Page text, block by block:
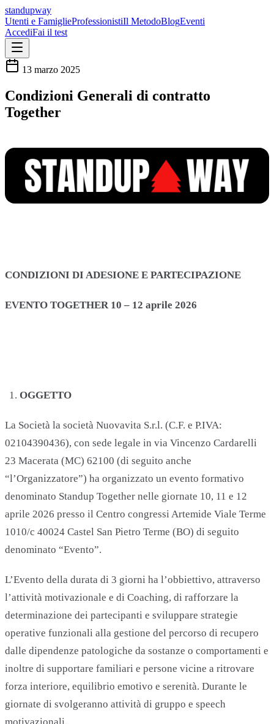
standupway
Utenti e FamiglieProfessionistiIl MetodoBlogEventi
AccediFai il test
13 marzo 2025
Condizioni Generali di contratto
Together
CONDIZIONI DI ADESIONE E PARTECIPAZIONE
EVENTO TOGETHER 10 – 12 aprile 2026
OGGETTO
La Società la società Nuovavita S.r.l. (C.F. e P.IVA:
02104390436), con sede legale in via Vincenzo Cardarelli
23 Macerata (MC) 62100 (di seguito anche
“l’Organizzatore”) ha organizzato un evento formativo
denominato Standup Together nelle giornate 10, 11 e 12
aprile 2026 presso il Centro congressi Artemide Viale Terme
1010/c 40024 Castel San Pietro Terme (BO) di seguito
denominato “Evento”.
L’Evento della durata di 3 giorni ha l’obbiettivo, attraverso
l’attività motivazionale e di Coaching, di rafforzare la
determinazione dei partecipanti e sviluppare strategie
operative funzionali alla gestione del percorso di recupero
dalle dipendenze patologiche da sostanze o comportamenti e
inoltre di supportare familiari e persone vicine a ritrovare
forza interiore, equilibrio emotivo e serenità. Durante le
giornate di svolgeranno attività di gruppo e speech